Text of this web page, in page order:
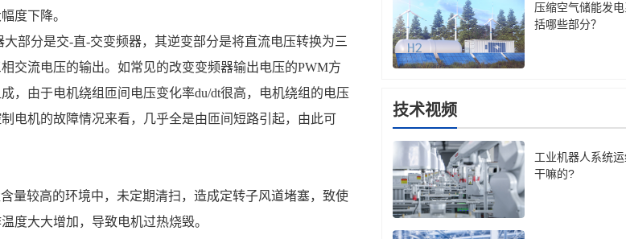
度下降。
交流电压的输出。如常见的改变变频器输出电压的PWM方
，由于电机绕组匝间电压变化率du/dt很高，电机绕组的电压
电机的故障情况来看，几乎全是由匝间短路引起，由此可
度大大增加，导致电机过热烧毁。
压缩空气储能发
括哪些部分？
技术视频
工业机器人系统
干嘛的?